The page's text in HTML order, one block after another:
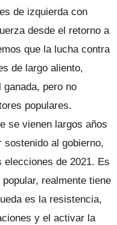
de izquierda con
desde el retorno a
que la lucha contra
de largo aliento,
ganada, pero no
populares.
se vienen largos años
sostenido al gobierno,
elecciones de 2021. Es
realmente tiene
es la resistencia,
y el activar la